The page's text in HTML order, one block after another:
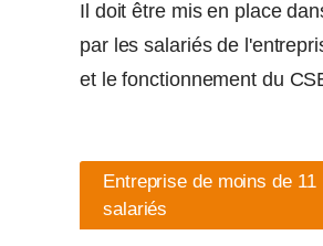
Il doit être mis en place
par les salariés de
et le fonctionnement du
Entreprise de moins de 11
salariés